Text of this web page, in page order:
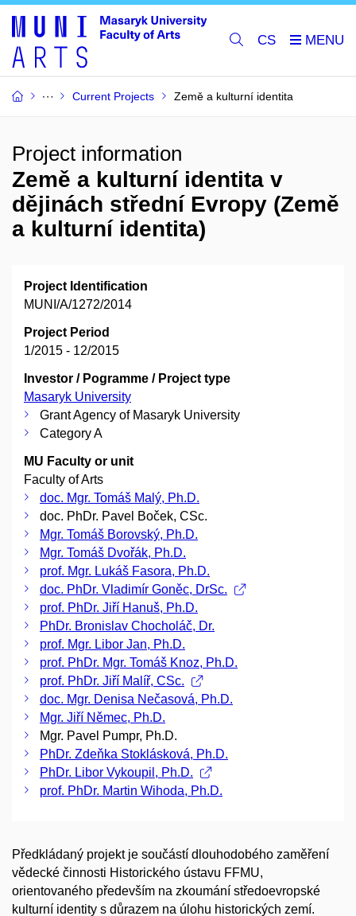
CS
Current Projects Země a kulturní identita
Project information
Země a kulturní identita v
dějinách střední Evropy (Země
a kulturní identita)
Project Identification
MUNI/A/1272/2014
Project Period
1/2015 - 12/2015
Investor / Pogramme / Project type
Masaryk University
Grant Agency of Masaryk University
Category A
MU Faculty or unit
Faculty of Arts
doc. Mgr. Tomáš Malý, Ph.D.
doc. PhDr. Pavel Boček, CSc.
Mgr. Tomáš Borovský, Ph.D.
Mgr. Tomáš Dvořák, Ph.D.
prof. Mgr. Lukáš Fasora, Ph.D.
doc. PhDr. Vladimír Goněc, DrSc.
prof. PhDr. Jiří Hanuš, Ph.D.
PhDr. Bronislav Chocholáč, Dr.
prof. Mgr. Libor Jan, Ph.D.
prof. PhDr. Mgr. Tomáš Knoz, Ph.D.
prof. PhDr. Jiří Malíř, CSc.
doc. Mgr. Denisa Nečasová, Ph.D.
Mgr. Jiří Němec, Ph.D.
Mgr. Pavel Pumpr, Ph.D.
PhDr. Zdeňka Stoklásková, Ph.D.
PhDr. Libor Vykoupil, Ph.D.
prof. PhDr. Martin Wihoda, Ph.D.
Předkládaný projekt je součástí dlouhodobého zaměření
vědecké činnosti Historického ústavu FFMU,
orientovaného především na zkoumání středoevropské
kulturní identity s důrazem na úlohu historických zemí.